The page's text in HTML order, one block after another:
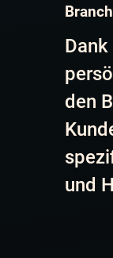
den
und